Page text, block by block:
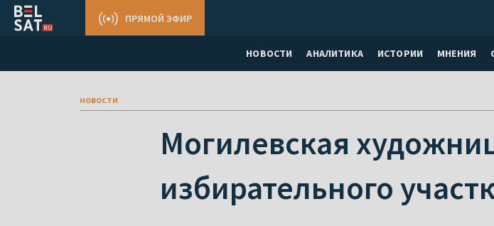
НОВОСТИ АНАЛИТИКА ИСТОРИИ МНЕНИЯ
ПРЯМОЙ ЭФИР
новости
Могилевская
избирательного